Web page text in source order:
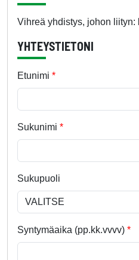
Vihreä yhdistys, johon liityn:
YHTEYSTIETONI
Etunimi
Sukunimi
Sukupuoli
Syntymäaika (pp.kk.vvvv)